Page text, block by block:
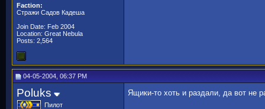
Faction:
Стражи Садов Кадеша
Join Date: Feb 2004
Location: Great Nebula
Posts: 2,564
04-05-2004, 06:37 PM
Poluks
Пилот
Ящики-то хоть и раздали, да вот